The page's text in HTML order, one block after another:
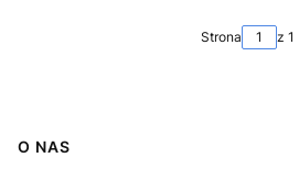
Strona z 1
Linki w stopce
O NAS